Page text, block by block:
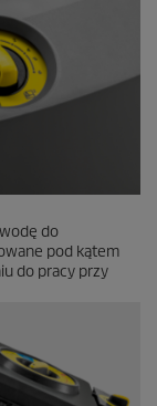
do
pod kątem
do pracy przy